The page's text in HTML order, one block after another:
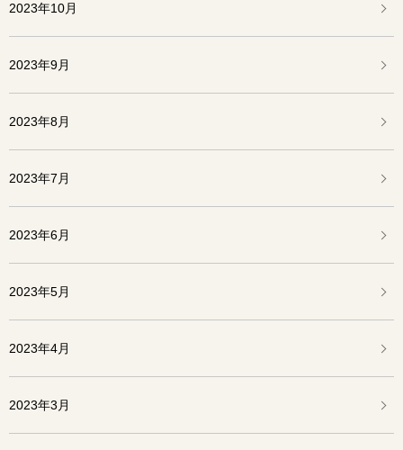
2023年10月
2023年9月
2023年8月
2023年7月
2023年6月
2023年5月
2023年4月
2023年3月